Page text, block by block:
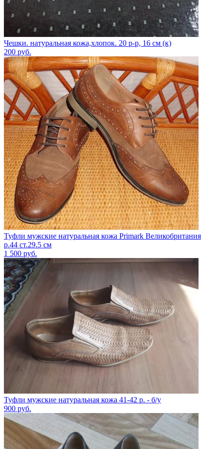
Чешки. натуральная кожа,хлопок. 20 р-р, 16 см (к)
200 руб.
Туфли мужские натуральная кожа Primark Великобритания
р.44 ст.29.5 см
1 500 руб.
Туфли мужские натуральная кожа 41-42 р. - б/у
900 руб.